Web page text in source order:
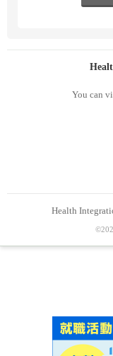
You can
Health